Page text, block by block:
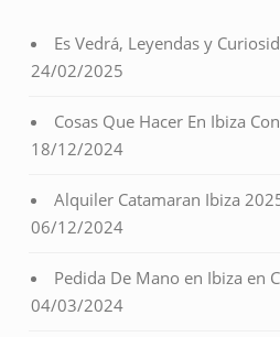
Es Vedrá, Leyendas y
24/02/2025
Cosas Que Hacer En Ibiza
18/12/2024
Alquiler Catamaran Ibiza
06/12/2024
Pedida De Mano en Ibiza en
04/03/2024